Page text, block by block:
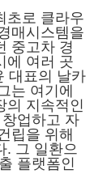
초로 클라우
매시스템을
중고차 경
에 여러 곳
대표의 날카
는 여기에
의 지속적인
업하고 자
립을 위해
. 그 일환으
플랫폼인